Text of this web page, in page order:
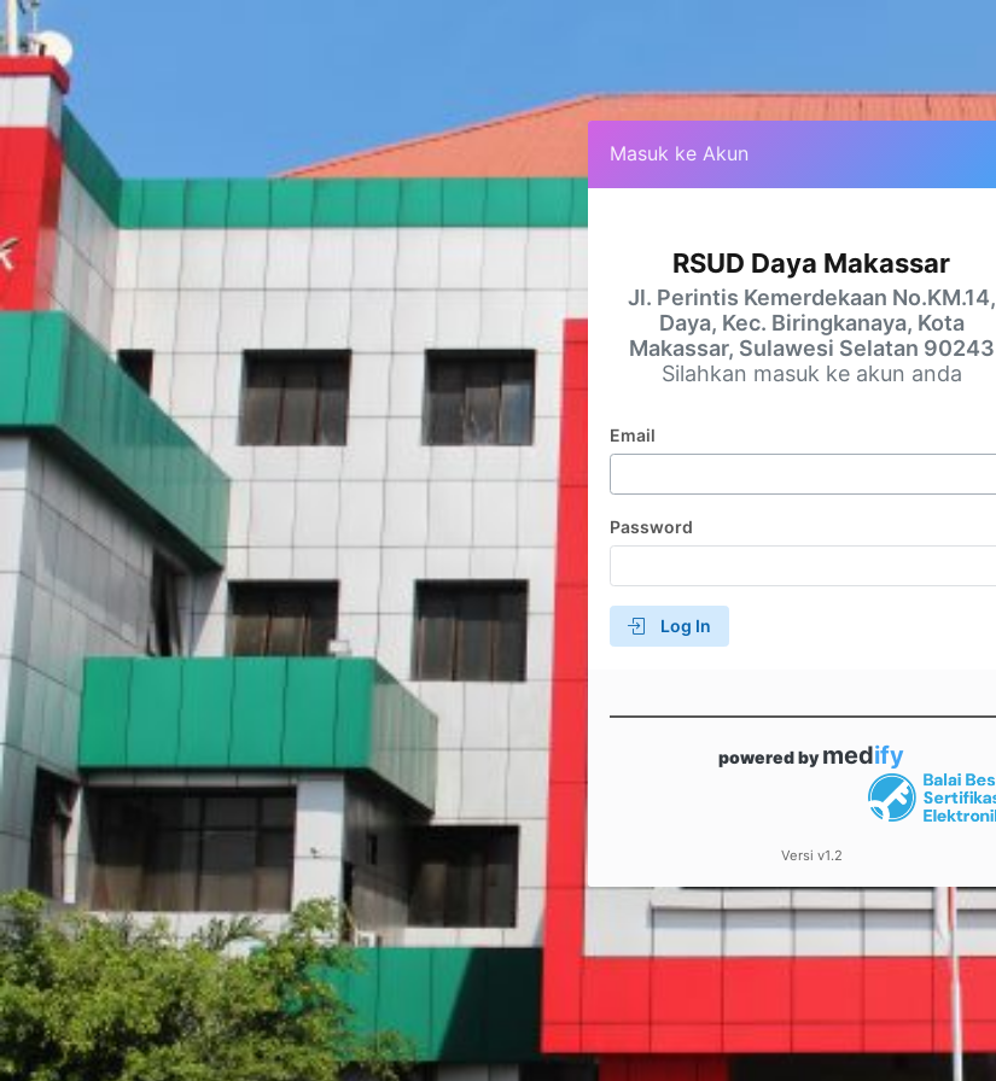
Masuk ke Akun
RSUD Daya Makassar
Jl. Perintis Kemerdekaan No.KM.14,
Daya, Kec. Biringkanaya, Kota
Makassar, Sulawesi Selatan 90243
Silahkan masuk ke akun anda
Email
Password
Log In
powered bymedify
Versi v1.2